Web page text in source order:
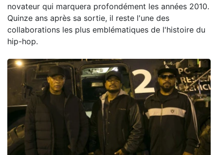
novateur qui marquera profondément les années 2010.
Quinze ans après sa sortie, il reste l'une des
collaborations les plus emblématiques de l'histoire du
hip-hop.